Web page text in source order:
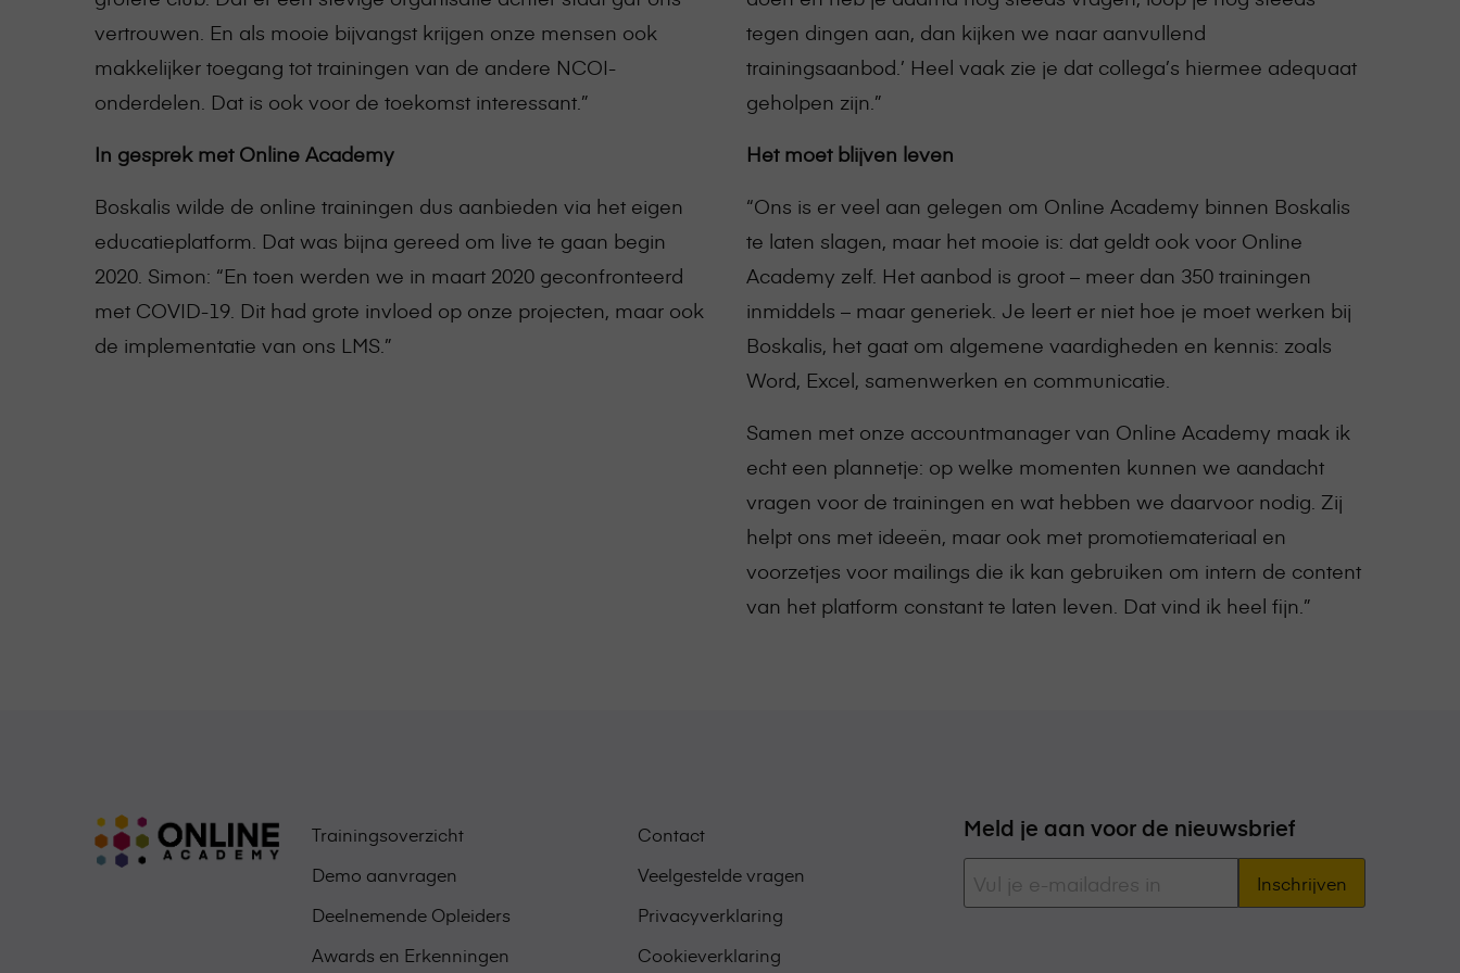
vertrouwen. En als mooie bijvangst krijgen onze mensen ook
makkelijker toegang tot trainingen van de andere NCOI-
onderdelen. Dat is ook voor de toekomst interessant.”
In gesprek met Online Academy
Boskalis wilde de online trainingen dus aanbieden via het eigen
educatieplatform. Dat was bijna gereed om live te gaan begin
2020. Simon: “En toen werden we in maart 2020 geconfronteerd
met COVID-19. Dit had grote invloed op onze projecten, maar ook
de implementatie van ons LMS.”
tegen dingen aan, dan kijken we naar aanvullend
trainingsaanbod.’ Heel vaak zie je dat collega’s hiermee adequaat
geholpen zijn.”
Het moet blijven leven
“Ons is er veel aan gelegen om Online Academy binnen Boskalis
te laten slagen, maar het mooie is: dat geldt ook voor Online
Academy zelf. Het aanbod is groot – meer dan 350 trainingen
inmiddels – maar generiek. Je leert er niet hoe je moet werken bij
Boskalis, het gaat om algemene vaardigheden en kennis: zoals
Word, Excel, samenwerken en communicatie.
Samen met onze accountmanager van Online Academy maak ik
echt een plannetje: op welke momenten kunnen we aandacht
vragen voor de trainingen en wat hebben we daarvoor nodig. Zij
helpt ons met ideeën, maar ook met promotiemateriaal en
voorzetjes voor mailings die ik kan gebruiken om intern de content
van het platform constant te laten leven. Dat vind ik heel fijn.”
Trainingsoverzicht
Demo aanvragen
Deelnemende Opleiders
Awards en Erkenningen
Contact
Veelgestelde vragen
Privacyverklaring
Cookieverklaring
Meld je aan voor de nieuwsbrief
E-
mailadres *